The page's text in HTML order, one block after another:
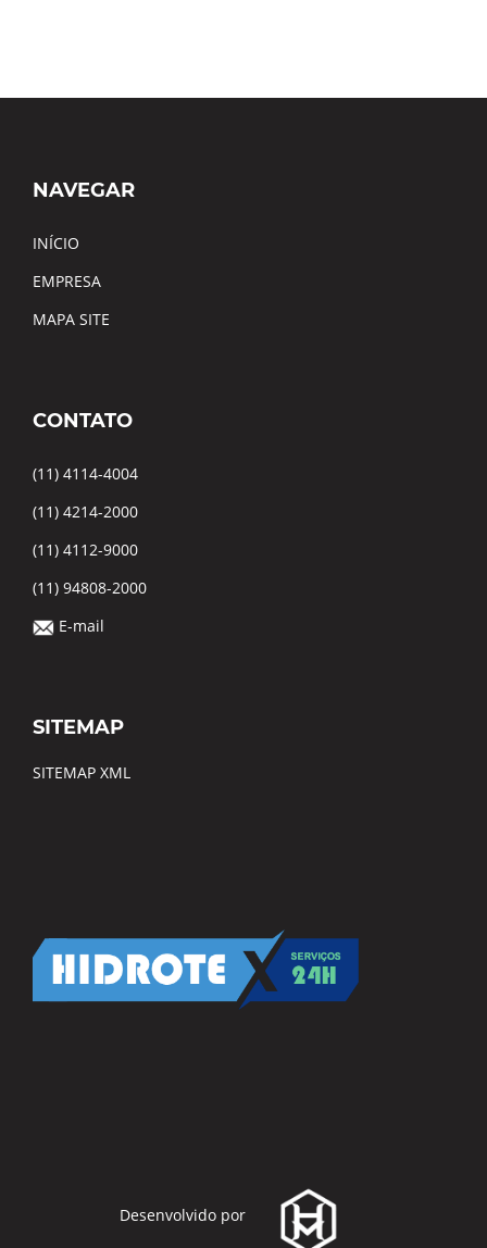
NAVEGAR
INÍCIO
EMPRESA
MAPA SITE
CONTATO
(11) 4114-4004
(11) 4214-2000
(11) 4112-9000
(11) 94808-2000
E-mail
SITEMAP
SITEMAP XML
Desenvolvido por